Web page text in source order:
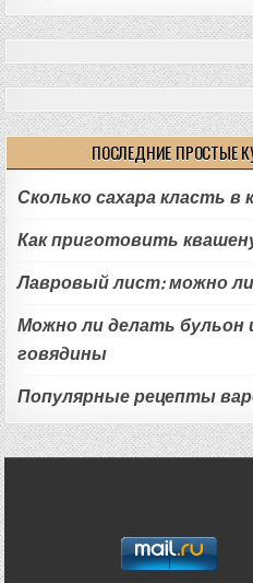
ПОСЛЕДНИЕ ПРОСТЫЕ
Сколько сахара класть в
Как приготовить
Лавровый лист: можно
Можно ли делать бульон
говядины
Популярные рецепты